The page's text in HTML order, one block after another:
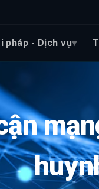
pháp - Dịch vụ